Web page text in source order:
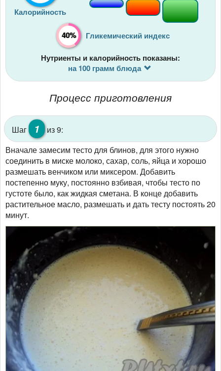
Калорийность
40% Гликемический индекс
Нутриенты и калорийность показаны:
на 100 грамм блюда
Процесс приготовления
Шаг 1
из 9:
Вначале замесим тесто для блинов, для этого нужно
соединить в миске молоко, сахар, соль, яйца и хорошо
размешать венчиком или миксером. Добавить
постепенно муку, постоянно взбивая, чтобы тесто по
густоте было, как жидкая сметана. В конце добавить
растительное масло, размешать и дать тесту постоять 20
минут.